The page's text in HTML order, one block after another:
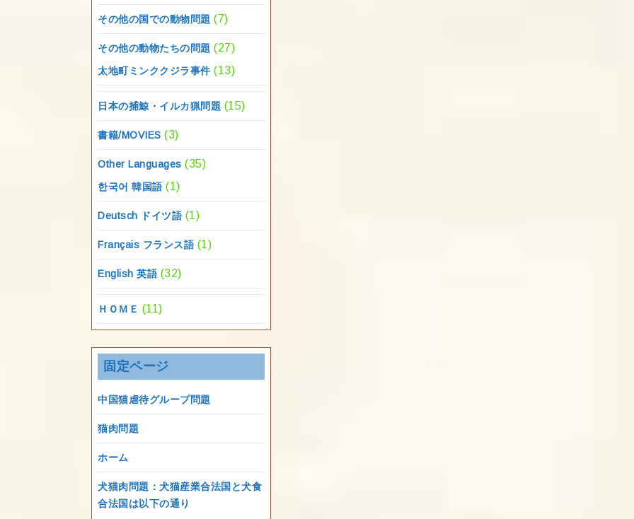
その他の国での動物問題 (7)
その他の動物たちの問題 (27)
太地町ミンククジラ事件 (13)
日本の捕鯨・イルカ猟問題 (15)
書籍/MOVIES (3)
Other Languages (35)
한국어 韓国語 (1)
Deutsch ドイツ語 (1)
Français フランス語 (1)
English 英語 (32)
ＨＯＭＥ (11)
固定ページ
中国猫虐待グループ問題
猫肉問題
ホーム
犬猫肉問題：犬猫産業合法国と犬食
合法国は以下の通り